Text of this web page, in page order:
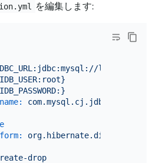
を編集します:
com.mysql.cj.jdbc.Driver
drop